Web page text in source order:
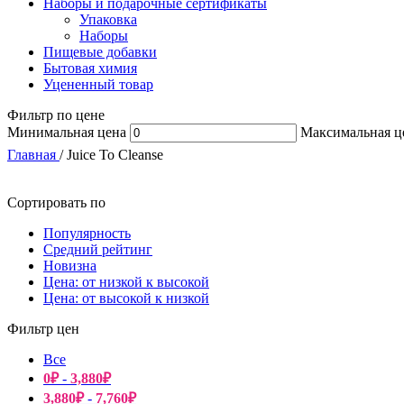
Упаковка
Наборы
Пищевые добавки
Бытовая химия
Уцененный товар
Фильтр по цене
Минимальная цена
Максимальная
Главная / Juice To Cleanse
Сортировать по
Популярность
Средний рейтинг
Новизна
Цена: от низкой к высокой
Цена: от высокой к низкой
Фильтр цен
Все
0₽- 3,880₽
3,880₽- 7,760₽